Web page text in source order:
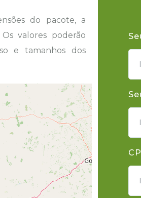
do pacote, a
valores poderão
e tamanhos dos